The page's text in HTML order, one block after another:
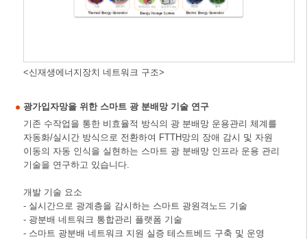
<신재생에너지장치 네트워크 구조>
광가입자망을 위한 스마트 광 분배망 기술 연구
기존 수작업을 통한 비효율적 방식의 광 분배망 운용관리 체계를
자동화/실시간 방식으로 전환하여 FTTH망의 장애 감시 및 자원
이동의 자동 인식을 실현하는 스마트 광 분배망 인프라 운용 관리
기술을 연구하고 있습니다.
개발 기술 요소
- 실시간으로 광계층을 감시하는 스마트 광원격노드 기술
- 광분배 네트워크 통합관리 플랫폼 기술
- 스마트 광분배 네트워크 지원 실증 테스트베드 구축 및 운영